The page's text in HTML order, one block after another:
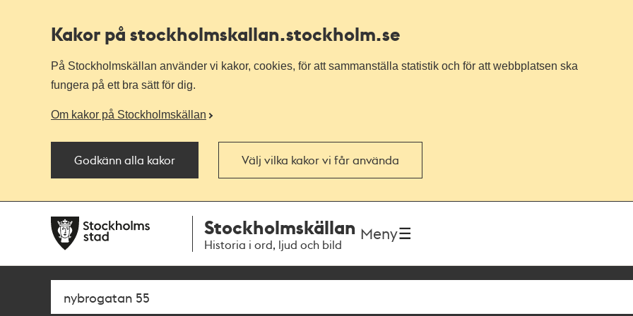
Kakor på stockholmskallan.stockholm.se
På Stockholmskällan använder vi kakor, cookies, för att sammanställa statistik och för att webbplatsen ska
fungera på ett bra sätt för dig.
Om kakor på Stockholmskällan
Godkänn alla kakor Välj vilka kakor vi får använda
navigationen
huvudinnehållet
Stockholmskällan
Historia i ord, ljud och bild
Meny
Sök